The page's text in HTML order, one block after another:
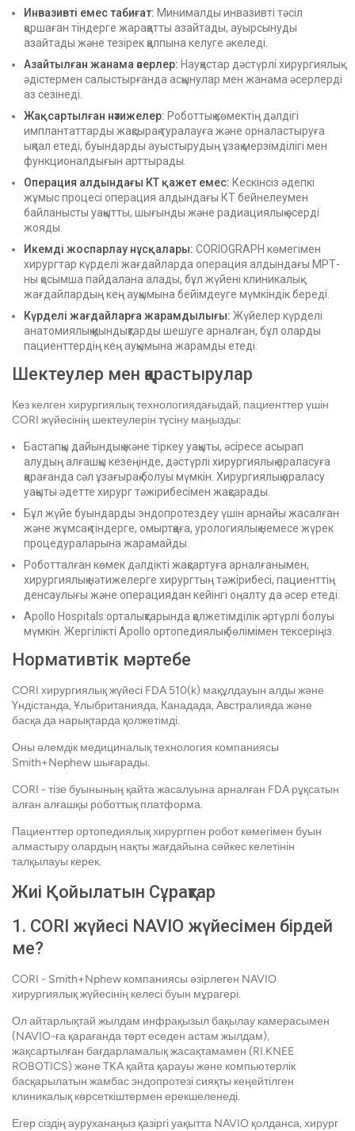
Инвазивті емес табиғат: Минималды инвазивті тәсіл
қоршаған тіндерге жарақатты азайтады, ауырсынуды
азайтады және тезірек қалпына келуге әкеледі.
Азайтылған жанама әсерлер: Науқастар дәстүрлі хирургиялық
әдістермен салыстырғанда асқынулар мен жанама әсерлерді
аз сезінеді.
Жақсартылған нәтижелер: Роботтық көмектің дәлдігі
имплантаттарды жақсырақ туралауға және орналастыруға
ықпал етеді, буындарды ауыстырудың ұзақ мерзімділігі мен
функционалдығын арттырады.
Операция алдындағы КТ қажет емес: Кескінсіз әдепкі
жұмыс процесі операция алдындағы КТ бейнелеумен
байланысты уақытты, шығынды және радиациялық әсерді
жояды.
Икемді жоспарлау нұсқалары: CORIOGRAPH көмегімен
хирургтар күрделі жағдайларда операция алдындағы МРТ-
ны қосымша пайдалана алады, бұл жүйені клиникалық
жағдайлардың кең ауқымына бейімдеуге мүмкіндік береді.
Күрделі жағдайларға жарамдылығы: Жүйелер күрделі
анатомиялық қиындықтарды шешуге арналған, бұл оларды
пациенттердің кең ауқымына жарамды етеді.
Шектеулер мен қарастырулар
Кез келген хирургиялық технологиядағыдай, пациенттер үшін
CORI жүйесінің шектеулерін түсіну маңызды:
Бастапқы дайындық және тіркеу уақыты, әсіресе асырап
алудың алғашқы кезеңінде, дәстүрлі хирургиялық араласуға
қарағанда сәл ұзағырақ болуы мүмкін. Хирургиялық араласу
уақыты әдетте хирург тәжірибесімен жақсарады.
Бұл жүйе буындарды эндопротездеу үшін арнайы жасалған
және жұмсақ тіндерге, омыртқаға, урологиялық немесе жүрек
процедураларына жарамайды.
Роботталған көмек дәлдікті жақсартуға арналғанымен,
хирургиялық нәтижелерге хирургтың тәжірибесі, пациенттің
денсаулығы және операциядан кейінгі оңалту да әсер етеді.
Apollo Hospitals орталықтарында қолжетімділік әртүрлі болуы
мүмкін. Жергілікті Apollo ортопедиялық бөлімімен тексеріңіз.
Нормативтік мәртебе
CORI хирургиялық жүйесі FDA 510(k) мақұлдауын алды және
Үндістанда, Ұлыбританияда, Канадада, Австралияда және
басқа да нарықтарда қолжетімді.
Оны әлемдік медициналық технология компаниясы
Smith+Nephew шығарады.
CORI - тізе буынының қайта жасалуына арналған FDA рұқсатын
алған алғашқы роботтық платформа.
Пациенттер ортопедиялық хирургпен робот көмегімен буын
алмастыру олардың нақты жағдайына сәйкес келетінін
талқылауы керек.
Жиі Қойылатын Сұрақтар
1. CORI жүйесі NAVIO жүйесімен бірдей
ме?
CORI - Smith+Nphew компаниясы әзірлеген NAVIO
хирургиялық жүйесінің келесі буын мұрагері.
Ол айтарлықтай жылдам инфрақызыл бақылау камерасымен
(NAVIO-ға қарағанда төрт еседен астам жылдам),
жақсартылған бағдарламалық жасақтамамен (RI.KNEE
ROBOTICS) және TKA қайта қарауы және компьютерлік
басқарылатын жамбас эндопротезі сияқты кеңейтілген
клиникалық көрсеткіштермен ерекшеленеді.
Егер сіздің ауруханаңыз қазіргі уақытта NAVIO қолданса, хирург